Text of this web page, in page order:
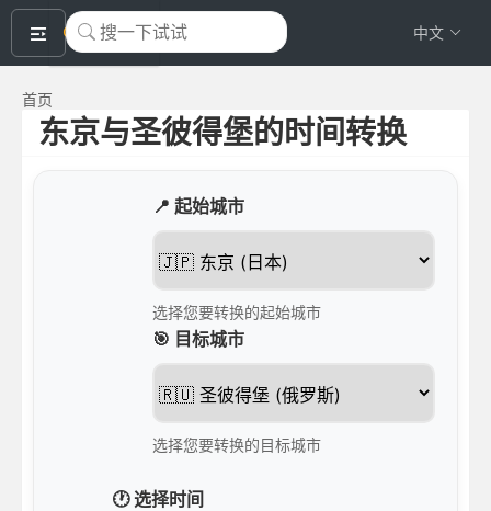
okeyTool 中文
首页
东京与圣彼得堡的时间转换
📍 起始城市
选择您要转换的起始城市
🎯 目标城市
选择您要转换的目标城市
🕐 选择时间